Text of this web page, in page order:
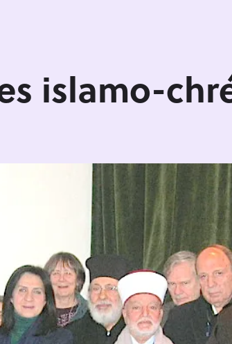
islamo-